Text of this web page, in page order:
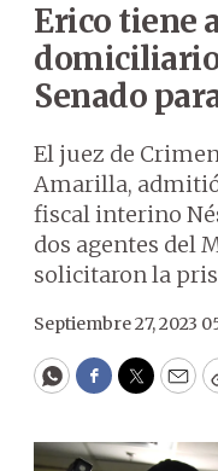
Erico tiene
Senado
El juez de
Amarilla,
fiscal interino
dos agentes del
solicitaron la
Septiembre 27, 2023
WhatsApp
Facebook
Twitter